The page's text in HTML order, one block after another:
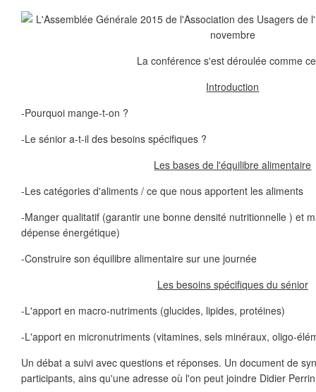
La conférence s'est déroulée comme
Introduction
-Pourquoi mange-t-on ?
-Le sénior a-t-il des besoins spécifiques ?
Les bases de l'équilibre alimentaire
-Les catégories d'aliments / ce que nous apportent les aliments
-Manger qualitatif (garantir une bonne densité nutritionnelle ) et
dépense énergétique)
-Construire son équilibre alimentaire sur une journée
Les besoins spécifiques du sénior
-L'apport en macro-nutriments (glucides, lipides, protéines)
-L'apport en micronutriments (vitamines, sels minéraux, oligo-
Un débat a suivi avec questions et réponses. Un document de
participants, ains qu'une adresse où l'on peut joindre Didier